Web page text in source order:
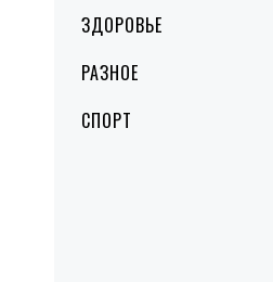
ЗДОРОВЬЕ
РАЗНОЕ
СПОРТ